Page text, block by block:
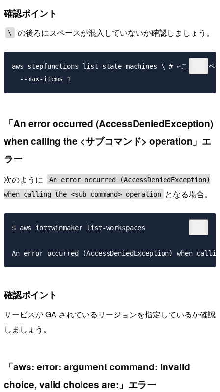
確認ポイント
\ の後ろにスペースが混入していないか確認しましょう。
aws stepfunctions list-state-machines \ # ←ここにスペース
「An error occurred (AccessDeniedException)
when calling the <サブコマンド> operation」エ
ラー
次のように
An error occurred (AccessDeniedException)
when calling the <sub command> operation
となる場合。
$ aws iottwinmaker list-workspaces
確認ポイント
サービスが GA されているリージョンを指定しているか確認
しましょう。
「aws: error: argument command: Invalid
choice, valid choices are:」エラー